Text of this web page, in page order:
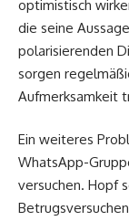
optimistisch
die seine
polarisierenden
sorgen
Aufmerksamkeit
Ein weiteres
WhatsApp-
versuchen. Hopf